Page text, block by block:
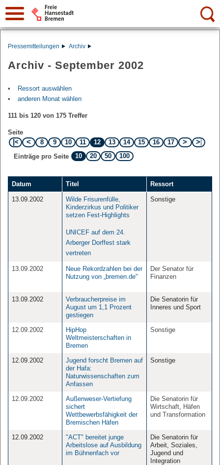
Suche:
Pressemitteilungen Archiv
Archiv - September 2002
Ressort auswählen
anderen Monat wählen
111 bis 120 von 175 Treffer
Seite
8
9 10 11 12 13 14 15 16
17
Einträge pro Seite
10 20 50 100
Datum Titel Ressort
13.09.2002
Wilde Frisurenfülle,
Kinderzirkus und Politiker
setzen Fest-Highlights
UNICEF auf dem 24.
Arberger Dorffest stark
vertreten
Sonstige
13.09.2002
Neue Rekordzahlen bei der
Nutzung von „bremen.de"
Der Senator für
Finanzen
13.09.2002
Verbraucherpreise im
August um 1,1 Prozent
gestiegen
Die Senatorin für
Inneres und Sport
12.09.2002
HipHop
Weltmeisterschaften in
Bremen
Sonstige
12.09.2002
Jugend forscht Bremen auf
der Hafa:
Naturwissenschaften zum
Anfassen
Sonstige
12.09.2002
Außenweser-Vertiefung
sichert
Wettbewerbsfähigkeit der
Bremischen Häfen
Die Senatorin für
Wirtschaft, Häfen
und Transformation
12.09.2002
"ACT" bereitet junge
Arbeitslose auf Ausbildung
im Bühnenfach vor
Die Senatorin für
Arbeit, Soziales,
Jugend und
Integration